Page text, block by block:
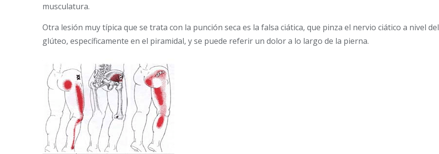
musculatura.
Otra lesión muy típica que se trata con la punción seca es la falsa ciática, que pinza el nervio ciático a nivel del
glúteo, específicamente en el piramidal, y se puede referir un dolor a lo largo de la pierna.